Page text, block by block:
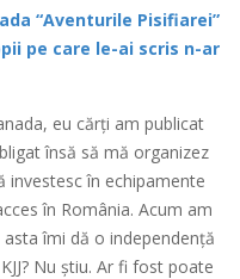
“Aventurile Pisifiarei”
pe care le-ai scris n-ar
eu cărți am publicat
însă să mă organizez
investesc în echipamente
în România. Acum am
îmi dă o independență
Nu știu. Ar fi fost poate